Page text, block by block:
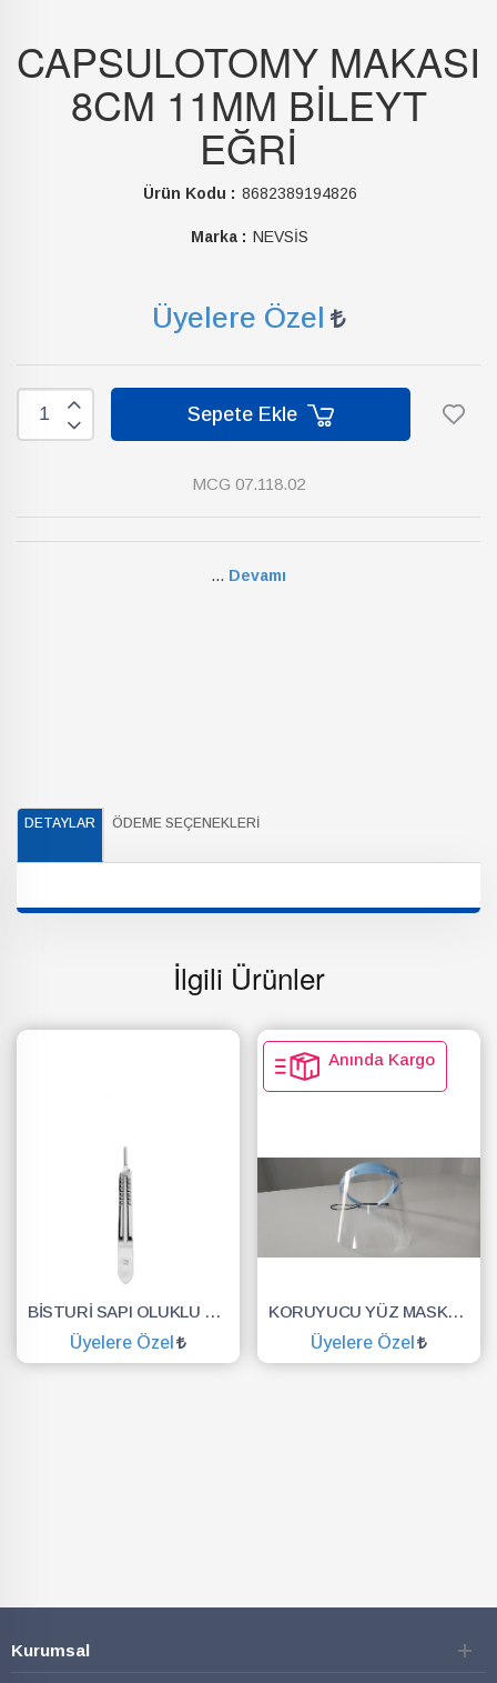
CAPSULOTOMY MAKASI
8CM 11MM BİLEYT
EĞRİ
Ürün Kodu : 8682389194826
Marka : NEVSİS
Üyelere Özel
Sepete Ekle
MCG 07.118.02
... Devamı
DETAYLAR ÖDEME SEÇENEKLERI
İlgili Ürünler
BİSTURİ SAPI OLUKLU NO.3
Üyelere Özel
Anında Kargo
KORUYUCU YÜZ MASKESİ SİPERLİK.YÜZ KALKANI.DENTAL MASKE
Üyelere Özel
Kurumsal